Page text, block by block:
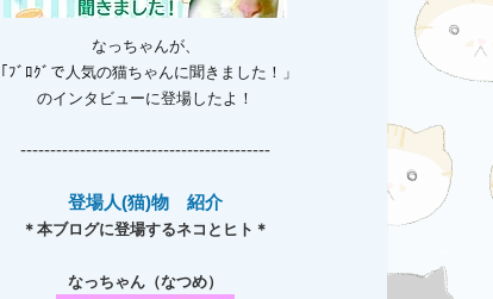
なっちゃんが、
「ﾌﾞﾛｸﾞで人気の猫ちゃんに聞きました！」
のインタビューに登場したよ！
------------------------------------------
登場人(猫)物 紹介
＊本ブログに登場するネコとヒト＊
なっちゃん（なつめ）